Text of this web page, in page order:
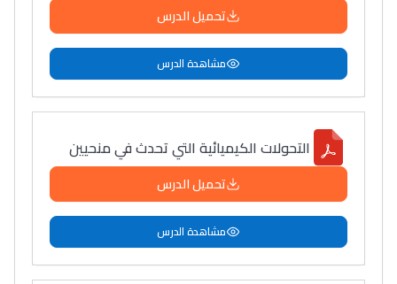
تحميل الدرس
مشاهدة الدرس
التحولات الكيميائية التي تحدث في منحيين
تحميل الدرس
مشاهدة الدرس